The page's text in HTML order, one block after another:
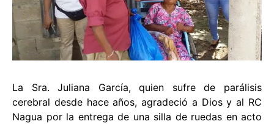
La Sra. Juliana García, quien sufre de parálisis
cerebral desde hace años, agradeció a Dios y al RC
Nagua por la entrega de una silla de ruedas en acto